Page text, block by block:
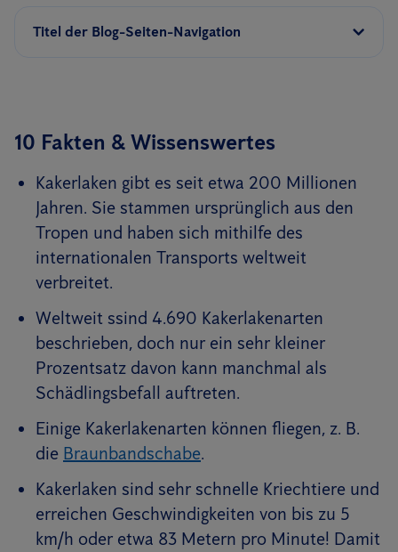
Titel der Blog-Seiten-Navigation
10 Fakten & Wissenswertes
Kakerlaken gibt es seit etwa 200 Millionen
Jahren. Sie stammen ursprünglich aus den
Tropen und haben sich mithilfe des
internationalen Transports weltweit
verbreitet.
Weltweit ssind 4.690 Kakerlakenarten
beschrieben, doch nur ein sehr kleiner
Prozentsatz davon kann manchmal als
Schädlingsbefall auftreten.
Einige Kakerlakenarten können fliegen, z. B.
die Braunbandschabe.
Kakerlaken sind sehr schnelle Kriechtiere und
erreichen Geschwindigkeiten von bis zu 5
km/h oder etwa 83 Metern pro Minute! Damit